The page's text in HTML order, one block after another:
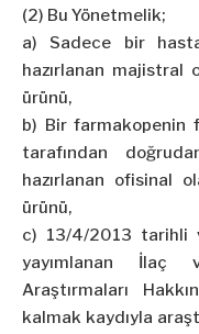
(2) Bu Yönetmelik;
a) Sadece bir
hazırlanan majistral
ürünü,
b) Bir farmakopenin
tarafından
hazırlanan ofisinal
ürünü,
c) 13/4/2013 tarihli
yayımlanan İlaç
Araştırmaları
kalmak kaydıyla